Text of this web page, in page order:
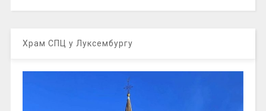
Храм СПЦ у Луксембургу